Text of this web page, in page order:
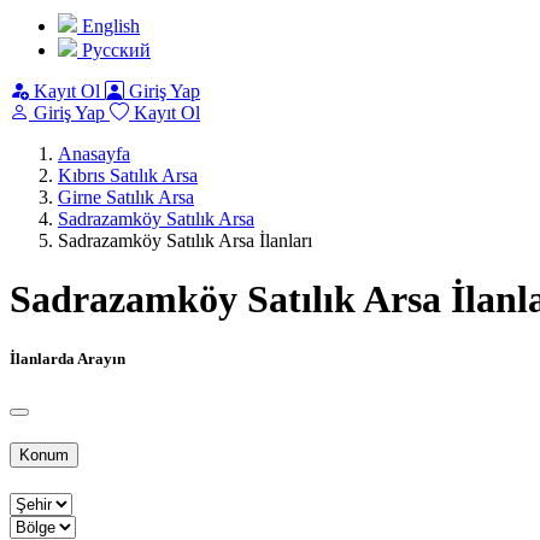
English
Pусский
Kayıt Ol
Giriş Yap
Giriş Yap
Kayıt Ol
Anasayfa
Kıbrıs Satılık Arsa
Girne Satılık Arsa
Sadrazamköy Satılık Arsa
Sadrazamköy Satılık Arsa İlanları
Sadrazamköy Satılık Arsa
İlanlarda Arayın
Konum